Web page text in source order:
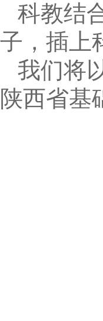
科教结
子，插上
我们将
陕西省基